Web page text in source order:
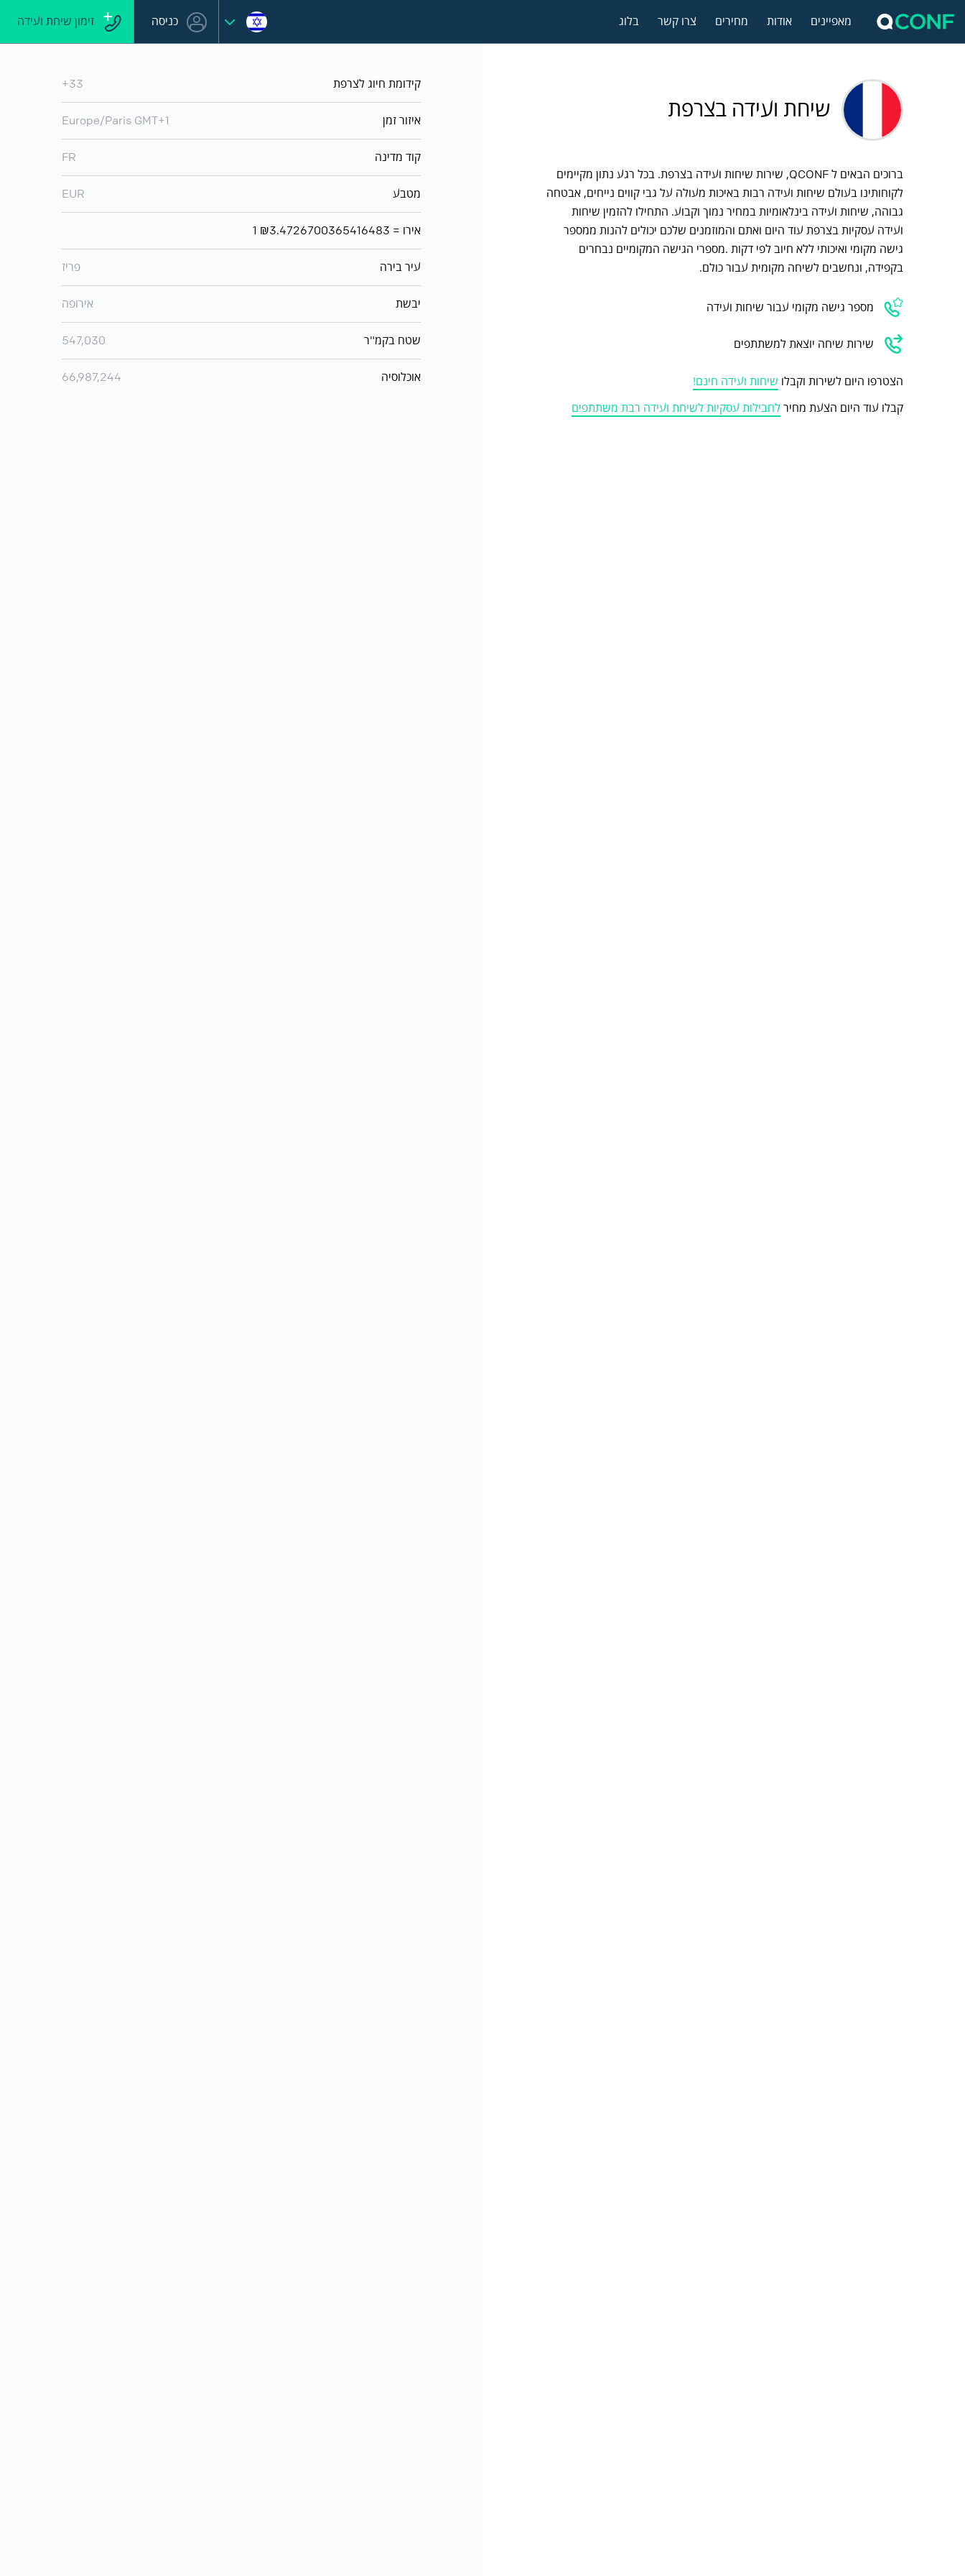
מאפיינים אודות מחירים צרו קשר בלוג כניסה זימון שיחת ועידה
שיחת ועידה בצרפת
ברוכים הבאים ל QCONF, שירות שיחות ועידה בצרפת. בכל רגע נתון מקיימים
לקוחותינו בעולם שיחות ועידה רבות באיכות מעולה על גבי קווים נייחים, אבטחה
גבוהה, שיחות ועידה בינלאומיות במחיר נמוך וקבוע. התחילו להזמין שיחות
ועידה עסקיות בצרפת עוד היום ואתם והמוזמנים שלכם יכולים להנות ממספר
גישה מקומי ואיכותי ללא חיוב לפי דקות .מספרי הגישה המקומיים נבחרים
בקפידה, ונחשבים לשיחה מקומית עבור כולם.
מספר גישה מקומי עבור שיחות ועידה
שירות שיחה יוצאת למשתתפים
הצטרפו היום לשירות וקבלו שיחות ועידה חינם!
קבלו עוד היום הצעת מחירלחבילות עסקיות לשיחת ועידה רבת משתתפים
קידומת חיוג לצרפת +33
איזור זמן Europe/Paris GMT+1
קוד מדינה FR
מטבע EUR
1 אירו = ₪3.4726700365416483
עיר בירה פריז
יבשת אירופה
שטח בקמ"ר 547,030
אוכלוסיה 66,987,244